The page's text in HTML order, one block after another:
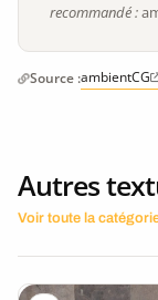
recommandé :
Source :ambientCG
Autres
Voir toute la